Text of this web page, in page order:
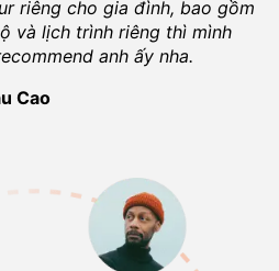
riêng cho gia đình, bao gồm
và lịch trình riêng thì mình
anh ấy nha.
Cao